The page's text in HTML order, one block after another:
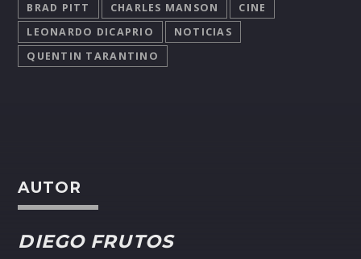
BRAD PITT CHARLES MANSON
CINE
LEONARDO DICAPRIO
NOTICIAS
QUENTIN TARANTINO
AUTOR
DIEGO FRUTOS